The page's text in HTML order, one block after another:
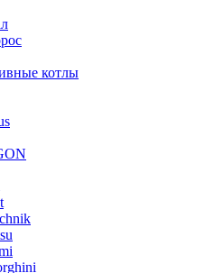
котлы